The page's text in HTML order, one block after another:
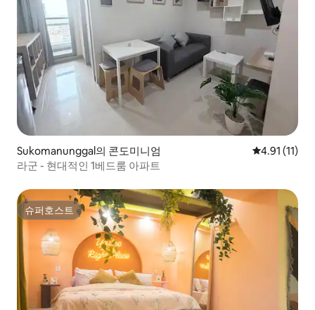
Sukomanunggal의 콘도미니엄 평점 4.91점
4.91 (11)
라군 - 현대적인 1베드룸 아파트
슈퍼호스트
슈퍼호스트